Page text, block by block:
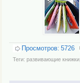
Просмотров: 5726
Теги: развивающие книжки,